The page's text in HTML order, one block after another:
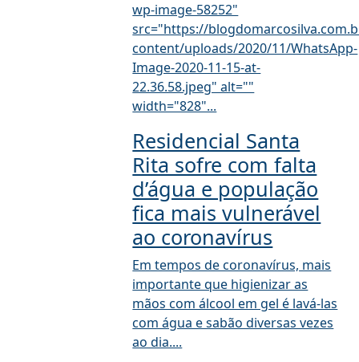
wp-image-58252"
src="https://
content/uploads/2020/11/WhatsApp-
Image-2020-11-15-at-
22.36.58.jpeg" alt=""
width="828"...
Residencial Santa
Rita sofre com falta
d’água e população
fica mais vulnerável
ao coronavírus
Em tempos de coronavírus, mais
importante que higienizar as
mãos com álcool em gel é lavá-las
com água e sabão diversas vezes
ao dia....